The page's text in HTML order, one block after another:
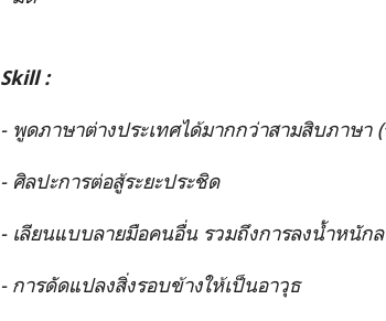
Skill :
- พูดภาษาต่างประเทศได้มากกว่าสามสิบภาษา
- ศิลปะการต่อสู้ระยะประชิด
- เลียนแบบลายมือคนอื่น รวมถึงการลงน้ำหนัก
- การดัดแปลงสิ่งรอบข้างให้เป็นอาวุธ